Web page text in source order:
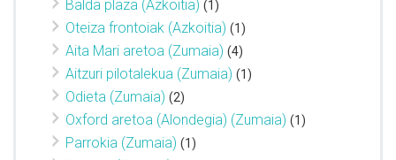
Balda plaza (Azkoitia) (1)
Oteiza frontoiak (Azkoitia) (1)
Aita Mari aretoa (Zumaia) (4)
Aitzuri pilotalekua (Zumaia) (1)
Odieta (Zumaia) (2)
Oxford aretoa (Alondegia) (Zumaia) (1)
Parrokia (Zumaia) (1)